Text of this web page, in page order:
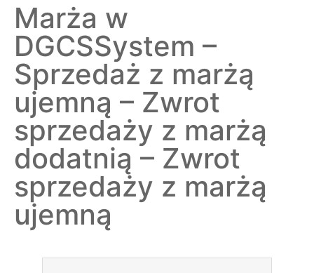
Marża w
DGCSSystem –
Sprzedaż z marżą
ujemną – Zwrot
sprzedaży z marżą
dodatnią – Zwrot
sprzedaży z marżą
ujemną